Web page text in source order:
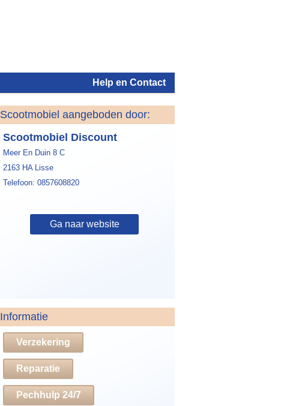
Help en Contact
Scootmobiel aangeboden door:
Scootmobiel Discount
Meer En Duin 8 C
2163 HA Lisse
Telefoon: 0857608820
Ga naar website
Informatie
Verzekering
Reparatie
Pechhulp 24/7